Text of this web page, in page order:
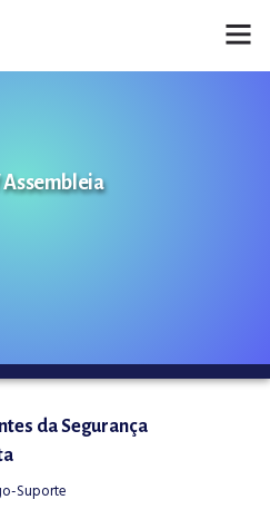
Assembleia
da Segurança
Suporte